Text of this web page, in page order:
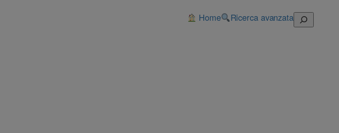
Home Ricerca avanzata Cerca